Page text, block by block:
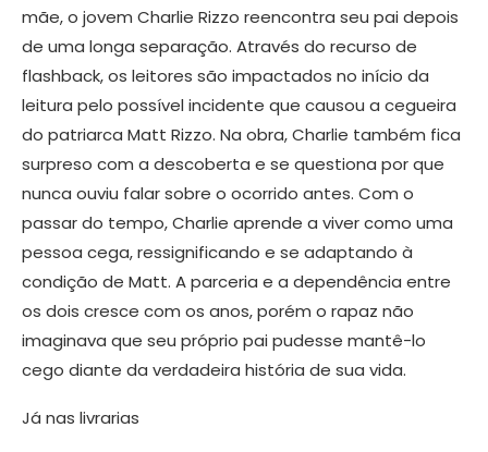
mãe, o jovem Charlie Rizzo reencontra seu pai depois
de uma longa separação. Através do recurso de
flashback, os leitores são impactados no início da
leitura pelo possível incidente que causou a cegueira
do patriarca Matt Rizzo. Na obra, Charlie também fica
surpreso com a descoberta e se questiona por que
nunca ouviu falar sobre o ocorrido antes. Com o
passar do tempo, Charlie aprende a viver como uma
pessoa cega, ressignificando e se adaptando à
condição de Matt. A parceria e a dependência entre
os dois cresce com os anos, porém o rapaz não
imaginava que seu próprio pai pudesse mantê-lo
cego diante da verdadeira história de sua vida.
Já nas livrarias